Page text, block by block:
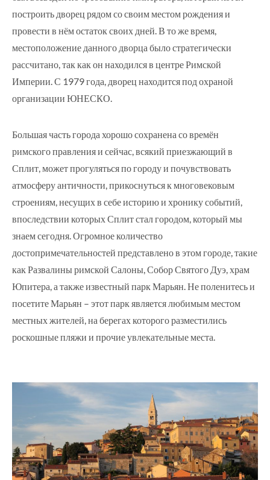
построить дворец рядом со своим местом рождения и
провести в нём остаток своих дней. В то же время,
местоположение данного дворца было стратегически
рассчитано, так как он находился в центре Римской
Империи. С 1979 года, дворец находится под охраной
организации ЮНЕСКО.
Большая часть города хорошо сохранена со времён
римского правления и сейчас, всякий приезжающий в
Сплит, может прогуляться по городу и почувствовать
атмосферу античности, прикоснуться к многовековым
строениям, несущих в себе историю и хронику событий,
впоследствии которых Сплит стал городом, который мы
знаем сегодня. Огромное количество
достопримечательностей представлено в этом городе, такие
как Развалины римской Салоны, Собор Святого Дуэ, храм
Юпитера, а также известный парк Марьян. Не поленитесь и
посетите Марьян – этот парк является любимым местом
местных жителей, на берегах которого разместились
роскошные пляжи и прочие увлекательные места.